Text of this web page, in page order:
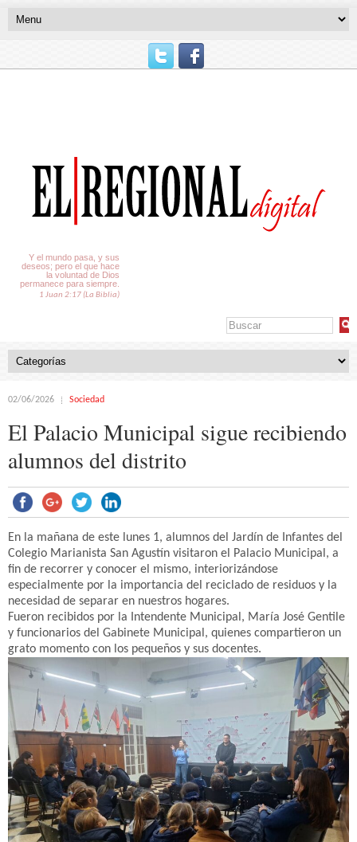
Y el mundo pasa, y sus
deseos; pero el que hace
la voluntad de Dios
permanece para siempre.
1 Juan 2:17 (La Biblia)
02/06/2026 Sociedad
El Palacio Municipal sigue recibiendo
alumnos del distrito
En la mañana de este lunes 1, alumnos del Jardín de Infantes del
Colegio Marianista San Agustín visitaron el Palacio Municipal, a
fin de recorrer y conocer el mismo, interiorizándose
especialmente por la importancia del reciclado de residuos y la
necesidad de separar en nuestros hogares.
Fueron recibidos por la Intendente Municipal, María José Gentile
y funcionarios del Gabinete Municipal, quienes compartieron un
grato momento con los pequeños y sus docentes.